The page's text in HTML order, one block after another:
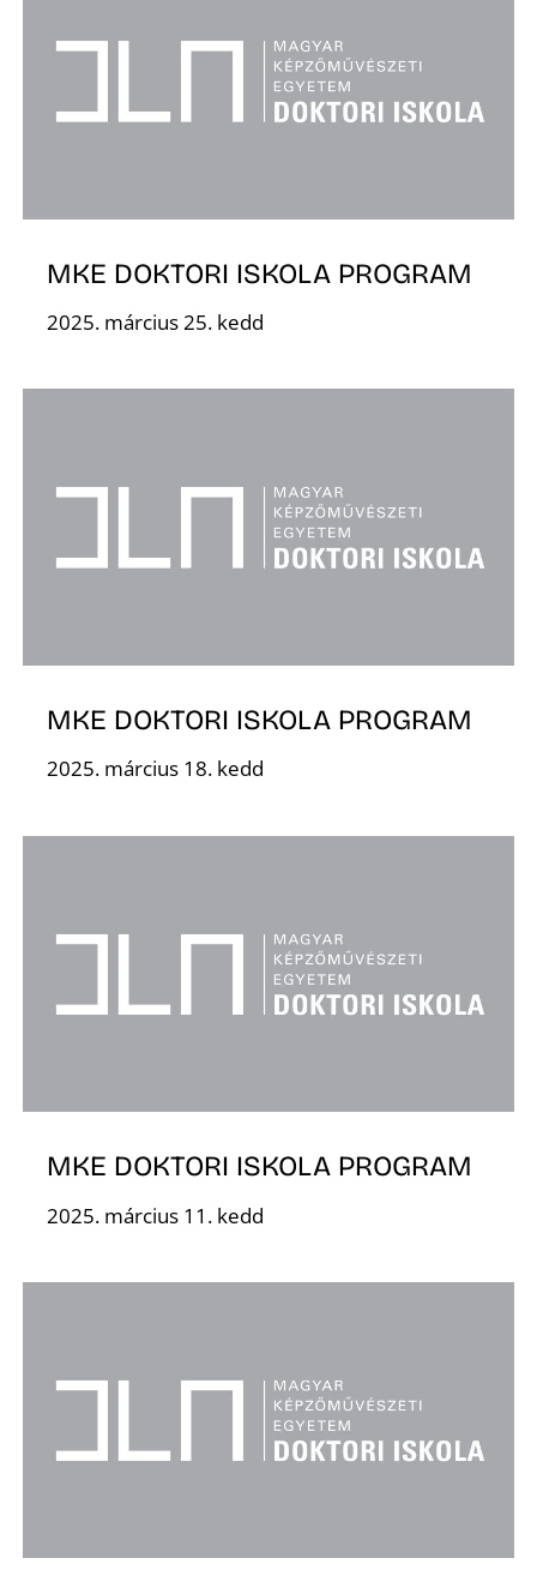
MKE DOKTORI ISKOLA PROGRAM
2025. március 25. kedd
MKE DOKTORI ISKOLA PROGRAM
2025. március 18. kedd
MKE DOKTORI ISKOLA PROGRAM
2025. március 11. kedd